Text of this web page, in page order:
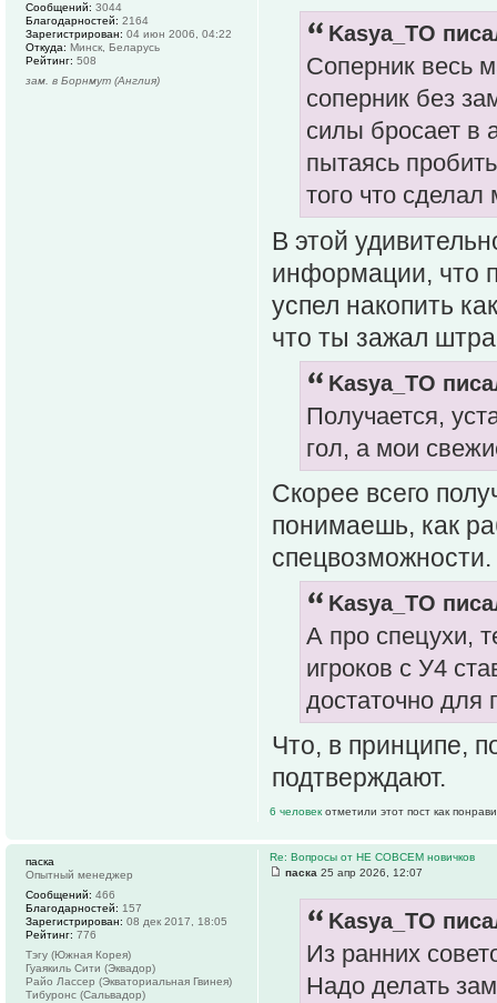
Kasya_TO
Соперник весь
соперник без
силы бросает в
пытаясь
того что
В этой
информации, что
успел накопить
что ты зажал
Kasya_TO
Получается,
гол, а мои
Скорее всего
понимаешь, как
спецвозможности.
Kasya_TO
А про спецухи,
игроков с У4
достаточно для
Что, в принципе,
подтверждают.
6 человекотметили этот пост как
Сообщений: 3044
Благодарностей: 2164
Зарегистрирован: 04 июн 2006, 04:22
Откуда: Минск, Беларусь
Рейтинг: 508
зам. в Борнмут (Англия)
Re: Вопросы от НЕ СОВСЕМ новичков
паска 25 апр 2026, 12:07
Kasya_TO
Из ранних
Надо делать
паска
Опытный менеджер
Сообщений: 466
Благодарностей: 157
Зарегистрирован: 08 дек 2017, 18:05
Рейтинг: 776
Тэгу (Южная Корея)
Гуаякиль Сити (Эквадор)
Райо Лассер (Экваториальная Гвинея)
Тибуронс (Сальвадор)